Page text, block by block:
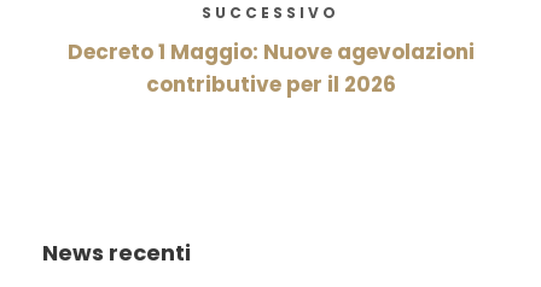
SUCCESSIVO
Decreto 1 Maggio: Nuove agevolazioni
contributive per il 2026
News recenti